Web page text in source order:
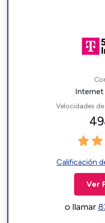
Internet
Velocidades
Calificación
Ver
o llamar